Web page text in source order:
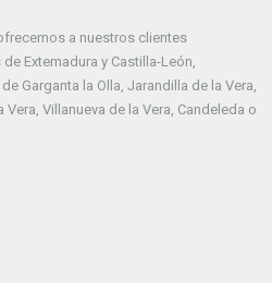
a nuestros clientes
Extemadura y Castilla-León,
Garganta la Olla, Jarandilla de la Vera,
Villanueva de la Vera, Candeleda o